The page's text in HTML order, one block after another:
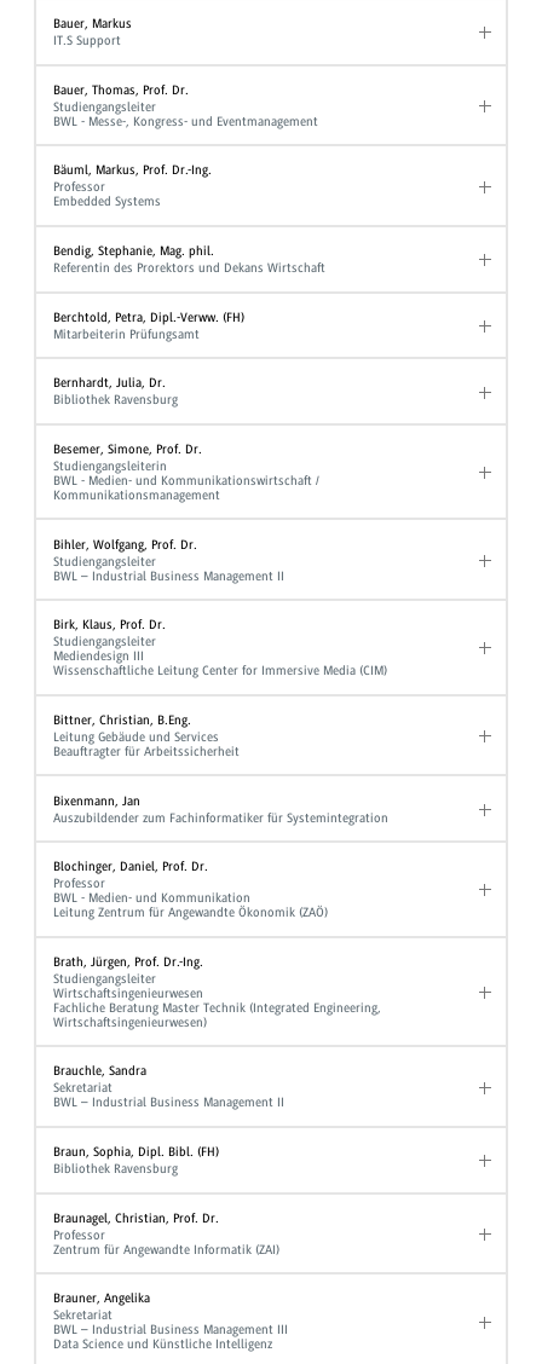
Bauer, Markus
IT.S Support
Bauer, Thomas, Prof. Dr.
Studiengangsleiter
BWL - Messe-, Kongress- und Eventmanagement
Bäuml, Markus, Prof. Dr.-Ing.
Professor
Embedded Systems
Bendig, Stephanie, Mag. phil.
Referentin des Prorektors und Dekans Wirtschaft
Berchtold, Petra, Dipl.-Verww. (FH)
Mitarbeiterin Prüfungsamt
Bernhardt, Julia, Dr.
Bibliothek Ravensburg
Besemer, Simone, Prof. Dr.
Studiengangsleiterin
BWL - Medien- und Kommunikationswirtschaft /
Kommunikationsmanagement
Bihler, Wolfgang, Prof. Dr.
Studiengangsleiter
BWL – Industrial Business Management II
Birk, Klaus, Prof. Dr.
Studiengangsleiter
Mediendesign III
Wissenschaftliche Leitung Center for Immersive Media (CIM)
Bittner, Christian, B.Eng.
Leitung Gebäude und Services
Beauftragter für Arbeitssicherheit
Bixenmann, Jan
Auszubildender zum Fachinformatiker für Systemintegration
Blochinger, Daniel, Prof. Dr.
Professor
BWL - Medien- und Kommunikation
Leitung Zentrum für Angewandte Ökonomik (ZAÖ)
Brath, Jürgen, Prof. Dr.-Ing.
Studiengangsleiter
Wirtschaftsingenieurwesen
Fachliche Beratung Master Technik (Integrated Engineering,
Wirtschaftsingenieurwesen)
Brauchle, Sandra
Sekretariat
BWL – Industrial Business Management II
Braun, Sophia, Dipl. Bibl. (FH)
Bibliothek Ravensburg
Braunagel, Christian, Prof. Dr.
Professor
Zentrum für Angewandte Informatik (ZAI)
Brauner, Angelika
Sekretariat
BWL – Industrial Business Management III
Data Science und Künstliche Intelligenz